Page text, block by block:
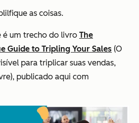
as coisas.
é um trecho do livro The
Guide to Tripling Your Sales (O
para triplicar suas vendas,
publicado aqui com